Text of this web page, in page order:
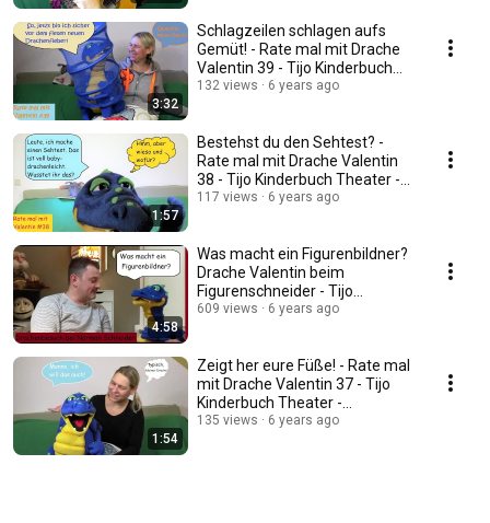
3:32
Schlagzeilen schlagen aufs
Gemüt! - Rate mal mit Drache
Valentin 39 - Tijo Kinderbuch
Theater
132 views 6 years ago
1:57
Bestehst du den Sehtest? -
Rate mal mit Drache Valentin
38 - Tijo Kinderbuch Theater -
bauchred
117 views 6 years ago
4:58
Was macht ein Figurenbildner?
Drache Valentin beim
Figurenschneider - Tijo
Kinderbuch Theater
609 views 6 years ago
1:54
Zeigt her eure Füße! - Rate mal
mit Drache Valentin 37 - Tijo
Kinderbuch Theater -
bauchreden
135 views 6 years ago